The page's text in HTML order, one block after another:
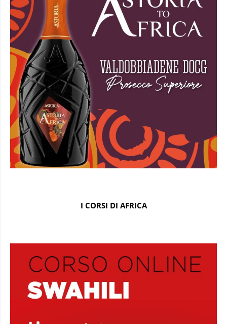
I CORSI DI AFRICA